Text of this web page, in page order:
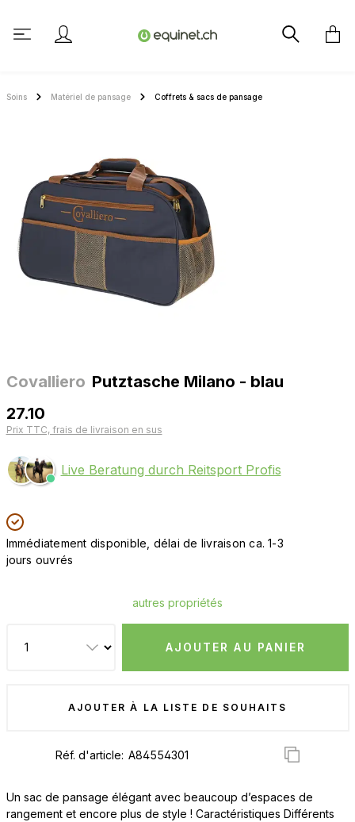
Soins Matériel de pansage Coffrets & sacs de pansage
Covalliero Putztasche Milano - blau
27.10
Prix TTC, frais de livraison en sus
Live Beratung durch Reitsport Profis
Immédiatement disponible, délai de livraison ca. 1-3
jours ouvrés
autres propriétés
AJOUTER AU PANIER
AJOUTER À LA LISTE DE SOUHAITS
Réf. d'article:
Un sac de pansage élégant avec beaucoup d’espaces de
rangement et encore plus de style ! Caractéristiques Différents